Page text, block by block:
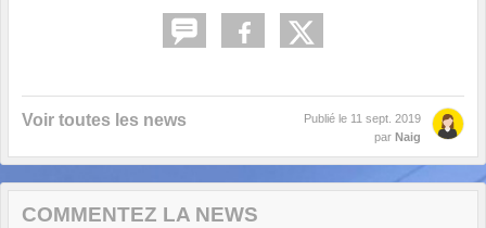
Voir toutes les news Publié le 11 sept. 2019
par Naig
COMMENTEZ LA NEWS